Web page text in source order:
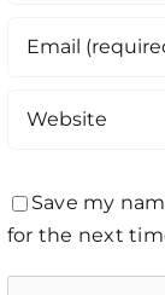
Save my
for the next